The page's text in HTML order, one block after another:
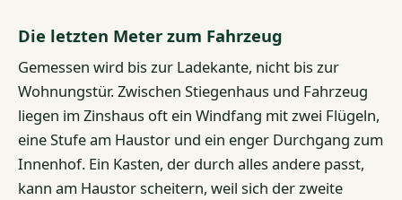
Die letzten Meter zum Fahrzeug
Gemessen wird bis zur Ladekante, nicht bis zur
Wohnungstür. Zwischen Stiegenhaus und Fahrzeug
liegen im Zinshaus oft ein Windfang mit zwei Flügeln,
eine Stufe am Haustor und ein enger Durchgang zum
Innenhof. Ein Kasten, der durch alles andere passt,
kann am Haustor scheitern, weil sich der zweite